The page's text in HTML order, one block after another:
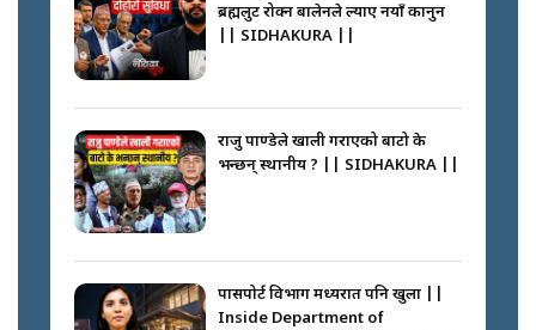
आगो निभाउने कि तेल थप्ने ? WHATS
HAPPENING IN MADHESH ? ||
भयो ? के के भयो ? || SUNSARI
CASE || SIDHAKURA || THE
REPORTER ||
ब्रह्मलुट रोक्न बालेनले ल्याए नयाँ कानुन
|| SIDHAKURA ||
राजु पाण्डेले खाली गराएको बाटो के
भन्छन् स्थानीय ? || SIDHAKURA ||
पासपोर्ट विभाग मध्यरात पनि खुला ||
Inside Department of